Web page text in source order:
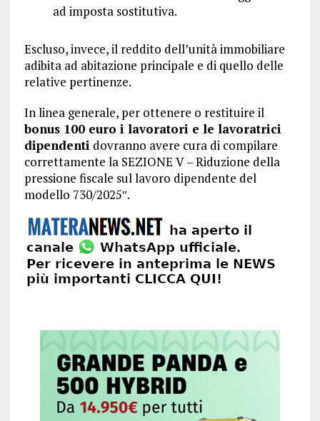
ad imposta sostitutiva.
Escluso, invece, il reddito dell’unità immobiliare
adibita ad abitazione principale e di quello delle
relative pertinenze.
In linea generale, per ottenere o restituire il
bonus 100 euro i lavoratori e le lavoratrici
dipendenti dovranno avere cura di compilare
correttamente la SEZIONE V – Riduzione della
pressione fiscale sul lavoro dipendente del
modello 730/2025″.